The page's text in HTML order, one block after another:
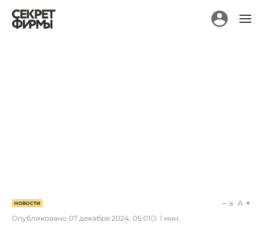
НОВОСТИ
Опубликовано 07 декабря 2024, 05:01 1 мин.
a A